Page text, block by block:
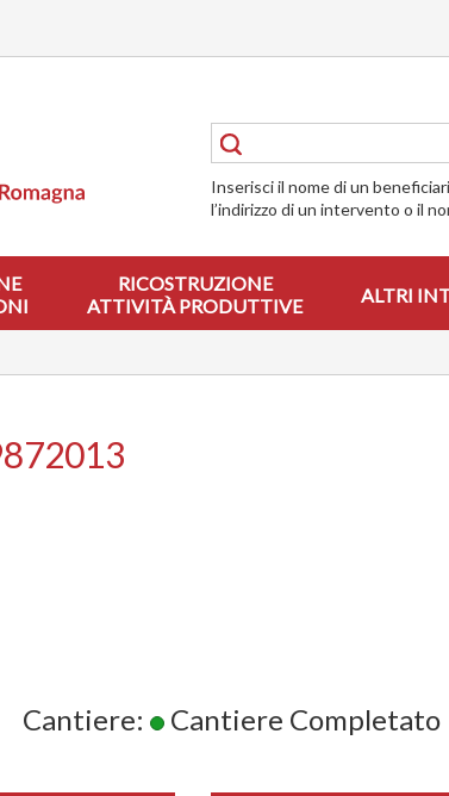
Inserisci il nome di un
l’indirizzo di un intervento o il
RICOSTRUZIONE
ATTIVITÀ PRODUTTIVE
ALTRI
Cantiere: Cantiere Completato